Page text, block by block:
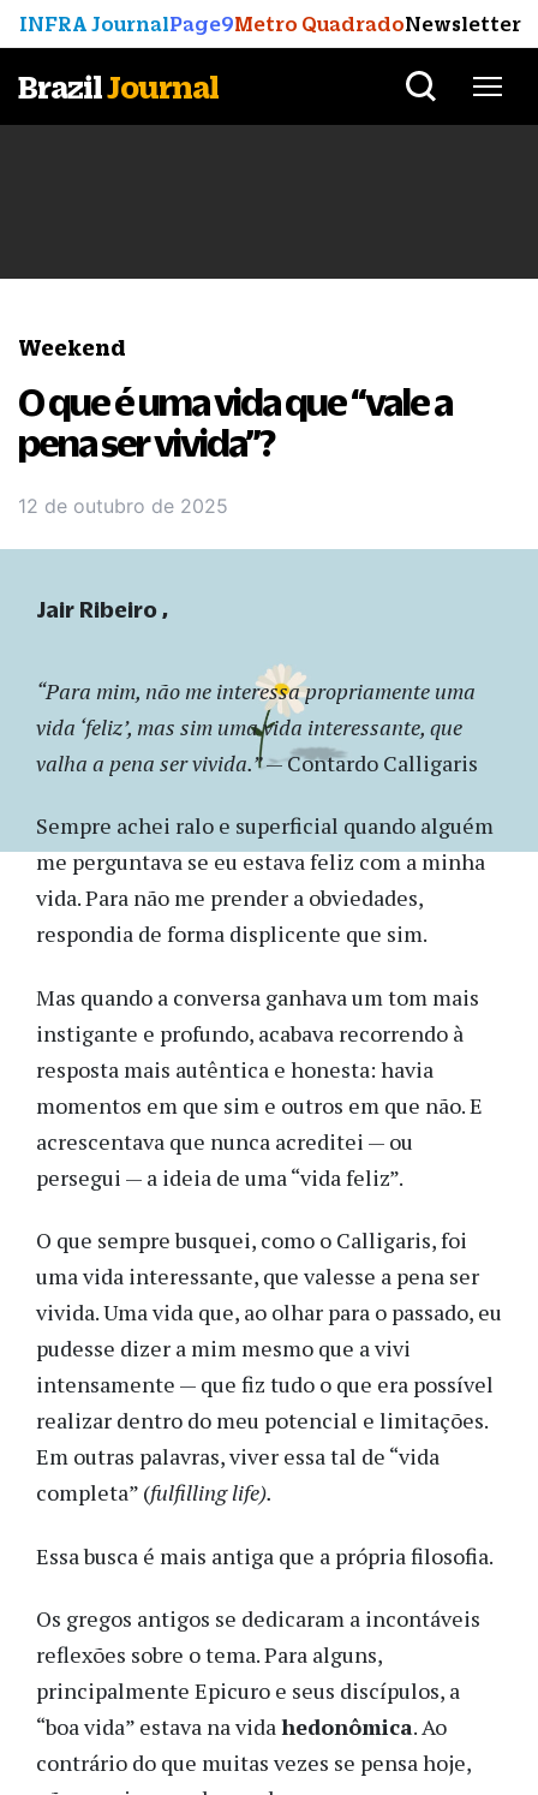
INFRA JournalPage9Metro QuadradoNewsletter
BrazilJournal
Weekend
O que é uma vida que “vale a
pena ser vivida”?
12 de outubro de 2025
“Para mim, não me interessa propriamente uma
vida ‘feliz’, mas sim uma vida interessante, que
valha a pena ser vivida.”— Contardo Calligaris
Sempre achei ralo e superficial quando alguém
me perguntava se eu estava feliz com a minha
vida. Para não me prender a obviedades,
respondia de forma displicente que sim.
Mas quando a conversa ganhava um tom mais
instigante e profundo, acabava recorrendo à
resposta mais autêntica e honesta: havia
momentos em que sim e outros em que não. E
acrescentava que nunca acreditei — ou
persegui — a ideia de uma “vida feliz”.
O que sempre busquei, como o Calligaris, foi
uma vida interessante, que valesse a pena ser
vivida. Uma vida que, ao olhar para o passado, eu
pudesse dizer a mim mesmo que a vivi
intensamente — que fiz tudo o que era possível
realizar dentro do meu potencial e limitações.
Em outras palavras, viver essa tal de “vida
completa” (fulfilling life).
Essa busca é mais antiga que a própria filosofia.
Os gregos antigos se dedicaram a incontáveis
reflexões sobre o tema. Para alguns,
principalmente Epicuro e seus discípulos, a
“boa vida” estava na vidahedonômica. Ao
contrário do que muitas vezes se pensa hoje,
Jair Ribeiro